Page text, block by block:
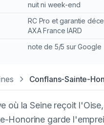
nuit ni week-end
RC Pro et garantie
AXA France IARD
note de 5/5 sur Google
Conflans-Sainte-
où la Seine reçoit l'Oise,
Honorine garde